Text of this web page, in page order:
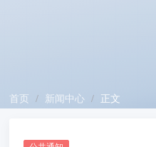
首页 / 新闻中心 / 正文